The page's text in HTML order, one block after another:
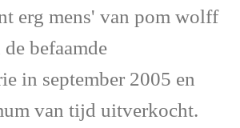
erg mens' van pom wolff
befaamde
in september 2005 en
van tijd uitverkocht.